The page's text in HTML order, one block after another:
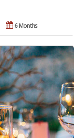
6 Months